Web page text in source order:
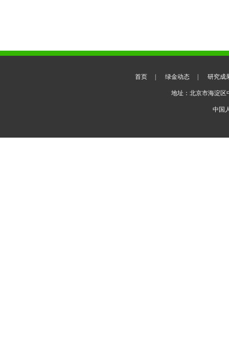
首页 |绿金动态 |研究成
地址：北京市海淀区
中国